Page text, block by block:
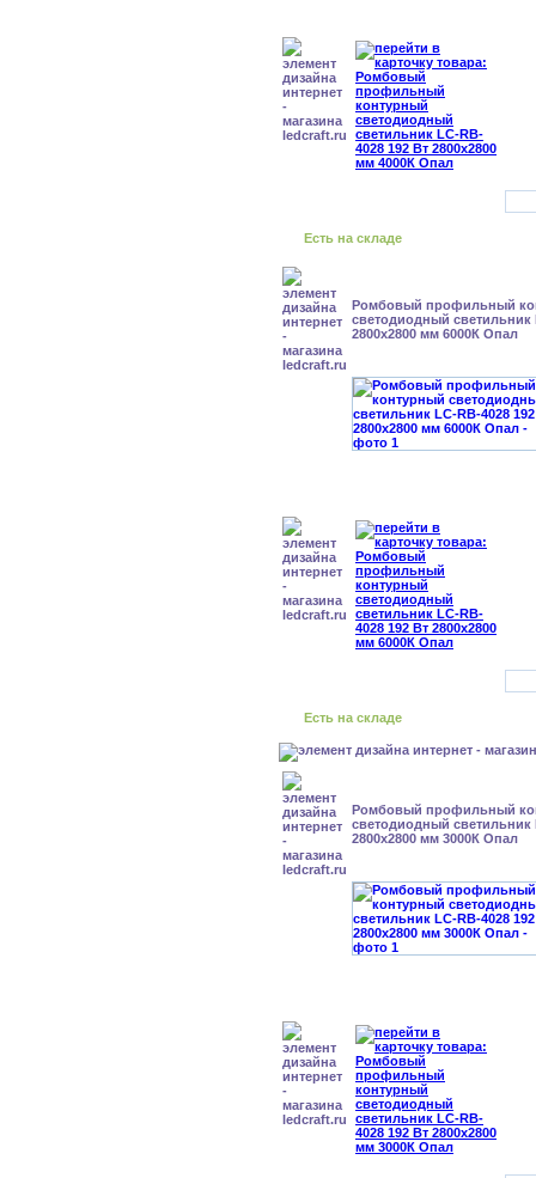
Есть на складе
Ромбовый профильный
светодиодный светильник
2800x2800 мм 6000К Опал
Есть на складе
Ромбовый профильный
светодиодный светильник
2800x2800 мм 3000К Опал